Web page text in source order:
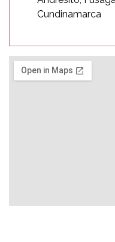
Cundinamarca